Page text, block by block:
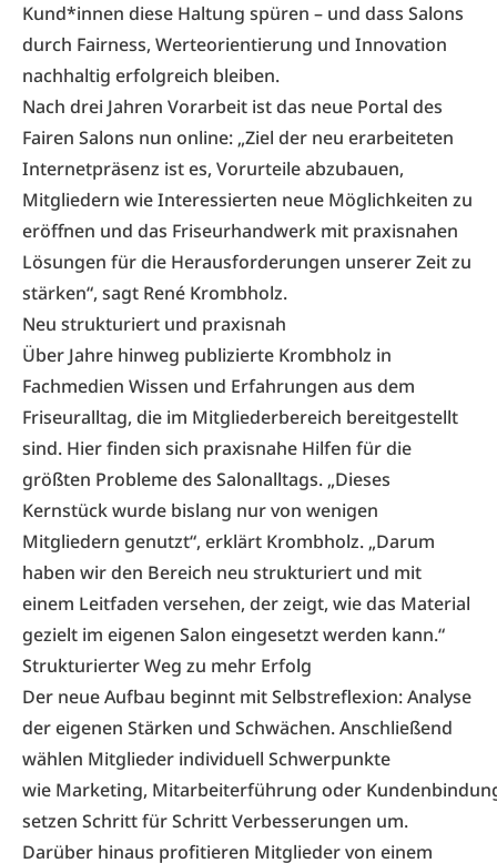
Kund*innen diese Haltung spüren – und dass Salons
durch Fairness, Werteorientierung und Innovation
nachhaltig erfolgreich bleiben.
Nach drei Jahren Vorarbeit ist das neue Portal des
Fairen Salons nun online: „Ziel der neu erarbeiteten
Internetpräsenz ist es, Vorurteile abzubauen,
Mitgliedern wie Interessierten neue Möglichkeiten zu
eröffnen und das Friseurhandwerk mit praxisnahen
Lösungen für die Herausforderungen unserer Zeit zu
stärken“, sagt René Krombholz.
Neu strukturiert und praxisnah
Über Jahre hinweg publizierte Krombholz in
Fachmedien Wissen und Erfahrungen aus dem
Friseuralltag, die im Mitgliederbereich bereitgestellt
sind. Hier finden sich praxisnahe Hilfen für die
größten Probleme des Salonalltags. „Dieses
Kernstück wurde bislang nur von wenigen
Mitgliedern genutzt“, erklärt Krombholz. „Darum
haben wir den Bereich neu strukturiert und mit
einem Leitfaden versehen, der zeigt, wie das Material
gezielt im eigenen Salon eingesetzt werden kann.“
Strukturierter Weg zu mehr Erfolg
Der neue Aufbau beginnt mit Selbstreflexion: Analyse
der eigenen Stärken und Schwächen. Anschließend
wählen Mitglieder individuell Schwerpunkte
wie Marketing, Mitarbeiterführung oder
setzen Schritt für Schritt Verbesserungen um.
Darüber hinaus profitieren Mitglieder von einem